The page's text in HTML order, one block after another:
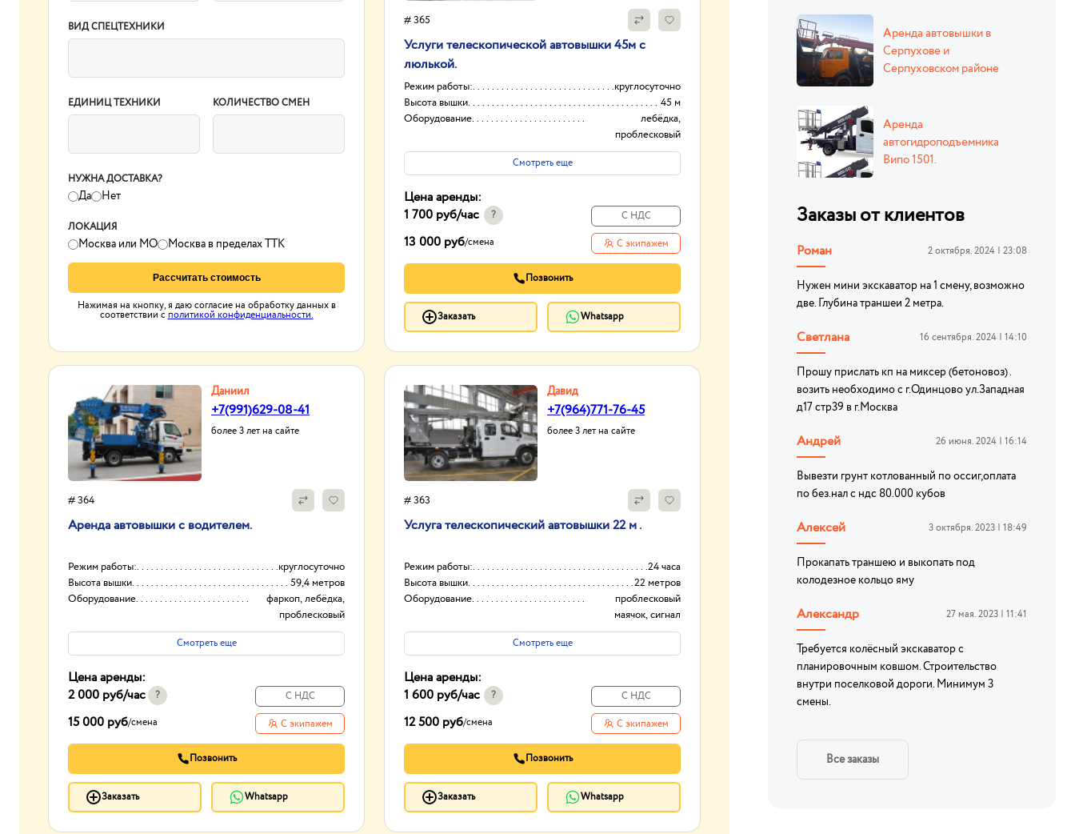
ВИД СПЕЦТЕХНИКИ
ЕДИНИЦ ТЕХНИКИ КОЛИЧЕСТВО СМЕН
НУЖНА ДОСТАВКА?
Да Нет
ЛОКАЦИЯ
Москва или МО Москва в пределах ТТК
Рассчитать стоимость
Нажимая на кнопку, я даю согласие на обработку данных в
соответствии сполитикой конфиденциальности.
# 365
Услуги телескопической автовышки 45м с
люлькой.
Режим работы:
круглосуточно
Высота вышки
45 м
Оборудование
лебёдка,
проблесковый
маячок.
Смотреть еще
Цена аренды:
1 700 руб/час ?
13 000 руб/смена
С НДС
С экипажем
Позвонить
Заказать Whatsapp
Даниил
+7(991)629-08-41
более 3 лет на сайте
# 364
Аренда автовышки с водителем.
Режим работы:
круглосуточно
Высота вышки
59,4 метров
Оборудование
фаркоп, лебёдка,
проблесковый
маячок,
Тип проходимости
Вездеход
Смотреть еще
Цена аренды:
2 000 руб/час ?
15 000 руб/смена
С НДС
С экипажем
Позвонить
Заказать Whatsapp
Давид
+7(964)771-76-45
более 3 лет на сайте
# 363
Услуга телескопический автовышки 22 м .
Режим работы:
24 часа
Высота вышки
22 метров
Оборудование
проблесковый
маячок, сигнал
заднего хода
Смотреть еще
Цена аренды:
1 600 руб/час ?
12 500 руб/смена
С НДС
С экипажем
Позвонить
Заказать Whatsapp
Аренда автовышки в
Серпухове и
Серпуховском районе
Аренда
автогидроподъемника
Випо 1501.
Заказы от клиентов
Роман 2 октября. 2024 | 23:08
Нужен мини экскаватор на 1 смену, возможно
две. Глубина траншеи 2 метра.
Светлана 16 сентября. 2024 | 14:10
Прошу прислать кп на миксер (бетоновоз) .
возить необходимо с г.Одинцово ул.Западная
д17 стр39 в г.Москва
Андрей 26 июня. 2024 | 16:14
Вывезти грунт котлованный по оссиг,оплата
по без.нал с ндс 80.000 кубов
Алексей 3 октября. 2023 | 18:49
Прокапать траншею и выкопать под
колодезное кольцо яму
Александр 27 мая. 2023 | 11:41
Требуется колёсный экскаватор с
планировочным ковшом. Строительство
внутри поселковой дороги. Минимум 3
смены.
Все заказы